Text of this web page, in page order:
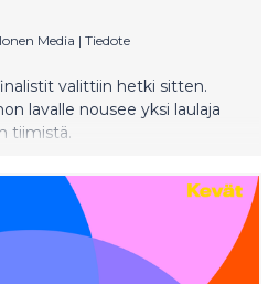
Media | Tiedote
valittiin hetki sitten.
lavalle nousee yksi laulaja
tiimistä.